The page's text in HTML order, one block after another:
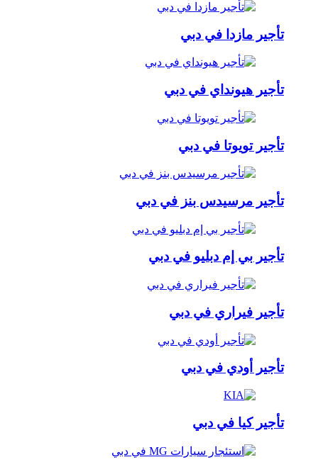
تأجير مازدا في دبي
تأجير هيونداي في دبي
تأجير تويوتا في دبي
تأجير مرسيدس بنز في دبي
تأجير بي إم دبليو في دبي
تأجير فيراري في دبي
تأجير أودي في دبي
تأجير كيا في دبي